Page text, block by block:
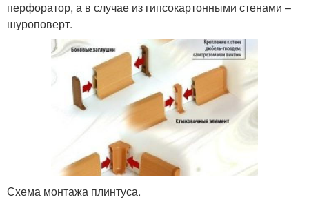
перфоратор, а в случае из гипсокартонными стенами –
шуроповерт.
Схема монтажа плинтуса.